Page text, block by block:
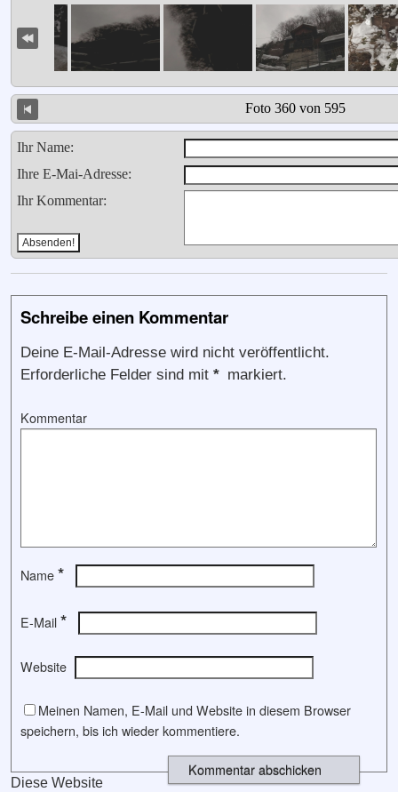
Foto 360 von 595
Ihr Name:
Ihre E-Mai-Adresse:
Ihr Kommentar:
Schreibe einen Kommentar
Deine E-Mail-Adresse wird nicht veröffentlicht.
Erforderliche Felder sind mit * markiert.
Kommentar
Name *
E-Mail *
Website
Meinen Namen, E-Mail und Website in diesem Browser
speichern, bis ich wieder kommentiere.
Diese Website